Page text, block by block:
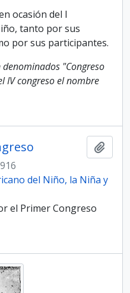
ocasión del I
tanto por sus
por sus participantes.
denominados "Congreso
IV congreso el nombre
del Niño, la Niña y
el Primer Congreso